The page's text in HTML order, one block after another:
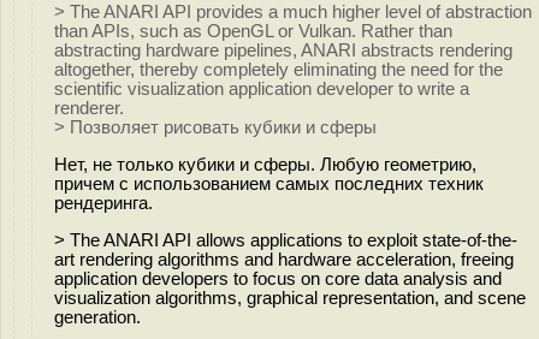
> The ANARI API provides a much higher level of abstraction
than APIs, such as OpenGL or Vulkan. Rather than
abstracting hardware pipelines, ANARI abstracts rendering
altogether, thereby completely eliminating the need for the
scientific visualization application developer to write a
renderer.
> Позволяет рисовать кубики и сферы
Нет, не только кубики и сферы. Любую геометрию,
причем с использованием самых последних техник
рендеринга.
> The ANARI API allows applications to exploit state-of-the-
art rendering algorithms and hardware acceleration, freeing
application developers to focus on core data analysis and
visualization algorithms, graphical representation, and scene
generation.